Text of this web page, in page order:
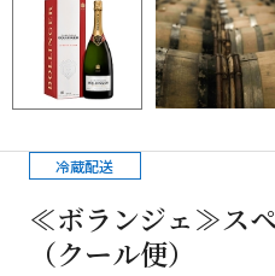
冷蔵配送
≪ボランジェ≫ス
（クール便）